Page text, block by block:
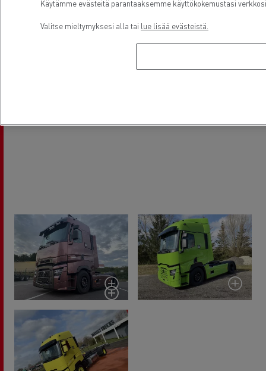
Peilien suojukset
Käytämme evästeitä parantaaksemme käyttökokemustasi
Valitse mieltymyksesi alla tai lue lisää evästeistä.